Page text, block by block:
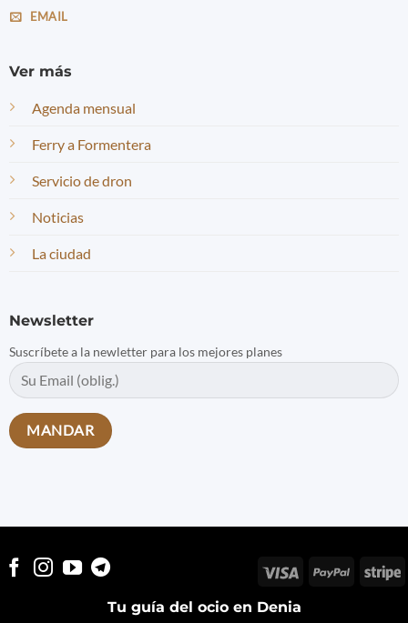
EMAIL
Ver más
Agenda mensual
Ferry a Formentera
Servicio de dron
Noticias
La ciudad
Newsletter
Suscríbete a la newletter para los mejores planes
Tu guía del ocio en Denia
Visa PayPal